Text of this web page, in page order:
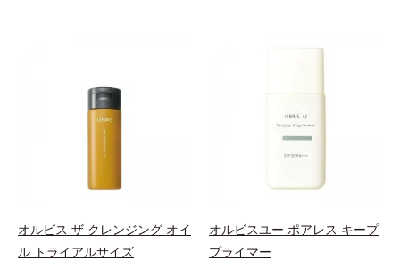
オルビス ザ クレンジング オイ
ル トライアルサイズ
オルビスユー ポアレス キープ
プライマー